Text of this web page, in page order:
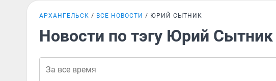
АРХАНГЕЛЬСК ВСЕ НОВОСТИ ЮРИЙ СЫТНИК
Новости по тэгу Юрий Сытник